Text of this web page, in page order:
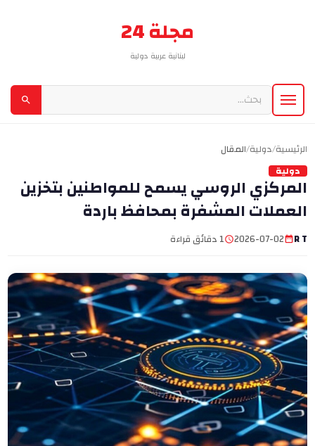
مجلة 24
لبنانية عربية دولية
الرئيسية/دولية/المقال
دولية
المركزي الروسي يسمح للمواطنين بتخزين
العملات المشفرة بمحافظ باردة
R T
2026-07-02 1 دقائق قراءة